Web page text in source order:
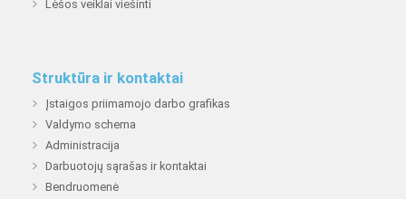
Lėšos veiklai viešinti
Struktūra ir kontaktai
Įstaigos priimamojo darbo grafikas
Valdymo schema
Administracija
Darbuotojų sąrašas ir kontaktai
Bendruomenė